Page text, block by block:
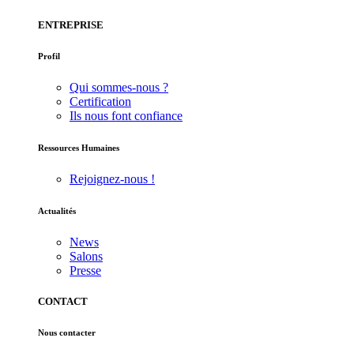
ENTREPRISE
Profil
Qui sommes-nous ?
Certification
Ils nous font confiance
Ressources Humaines
Rejoignez-nous !
Actualités
News
Salons
Presse
CONTACT
Nous contacter